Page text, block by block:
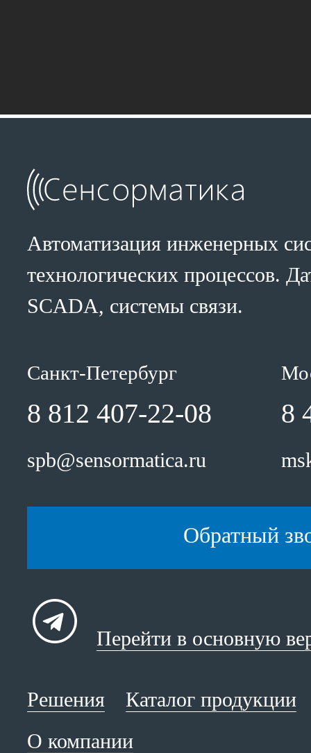
Автоматизация инженерных
технологических процессов.
SCADA, системы связи.
Санкт-Петербург
8 812 407-22-08
spb@sensormatica.ru
8
Обратный
Перейти в основную
Решения
Каталог продукции
О компании